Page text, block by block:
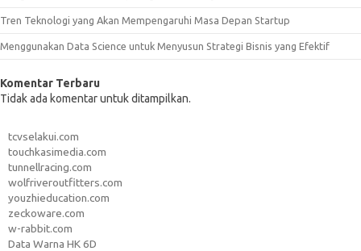
Tren Teknologi yang Akan Mempengaruhi Masa Depan Startup
Menggunakan Data Science untuk Menyusun Strategi Bisnis yang Efektif
Komentar Terbaru
Tidak ada komentar untuk ditampilkan.
tcvselakui.com
touchkasimedia.com
tunnellracing.com
wolfriveroutfitters.com
youzhieducation.com
zeckoware.com
w-rabbit.com
Data Warna HK 6D